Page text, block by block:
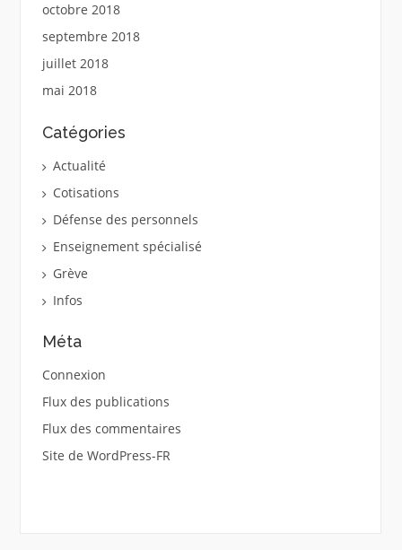
octobre 2018
septembre 2018
juillet 2018
mai 2018
Catégories
Actualité
Cotisations
Défense des personnels
Enseignement spécialisé
Grève
Infos
Méta
Connexion
Flux des publications
Flux des commentaires
Site de WordPress-FR